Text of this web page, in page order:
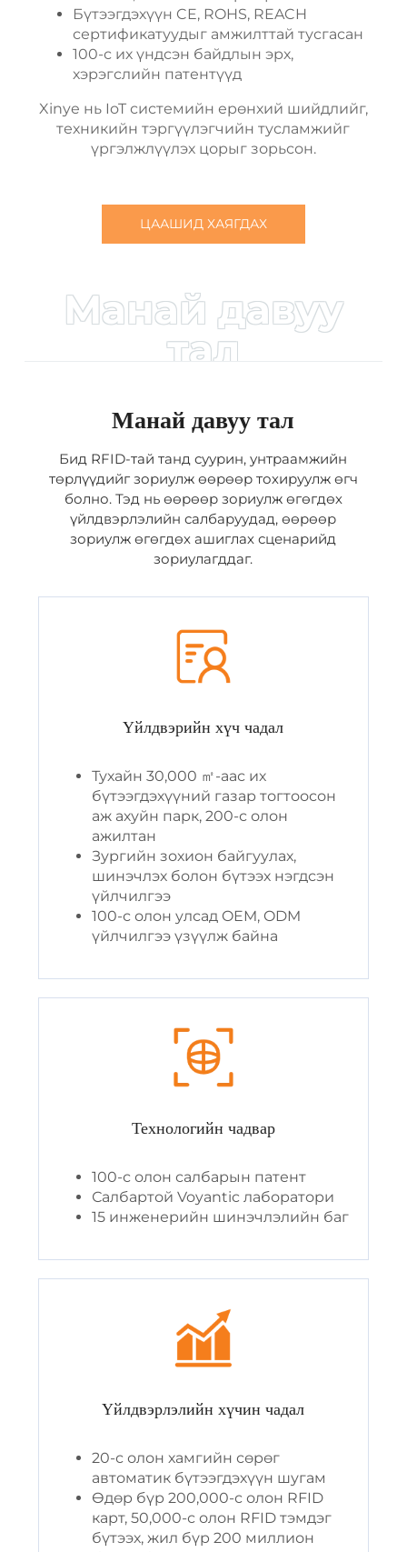
Бүтээгдэхүүн CE, ROHS, REACH
сертификатуудыг амжилттай тусгасан
100-с их үндсэн байдлын эрх,
хэрэгслийн патентүүд
Xinye нь IoT системийн ерөнхий шийдлийг,
техникийн тэргүүлэгчийн тусламжийг
үргэлжлүүлэх цорыг зорьсон.
ЦААШИД ХАЯГДАХ
Манай давуу
тал
Манай давуу тал
Бид RFID-тай танд суурин, унтраамжийн
төрлүүдийг зориулж өөрөөр тохируулж өгч
болно. Тэд нь өөрөөр зориулж өгөгдөх
үйлдвэрлэлийн салбаруудад, өөрөөр
зориулж өгөгдөх ашиглах сценарийд
зориулагддаг.
Үйлдвэрийн хүч чадал
Тухайн 30,000 ㎡-аас их
бүтээгдэхүүний газар тогтоосон
аж ахуйн парк, 200-с олон
ажилтан
Зургийн зохион байгуулах,
шинэчлэх болон бүтээх нэгдсэн
үйлчилгээ
100-с олон улсад OEM, ODM
үйлчилгээ үзүүлж байна
Технологийн чадвар
100-с олон салбарын патент
Салбартой Voyantic лаборатори
15 инженерийн шинэчлэлийн баг
Үйлдвэрлэлийн хүчин чадал
20-с олон хамгийн сөрөг
автоматик бүтээгдэхүүн шугам
Өдөр бүр 200,000-с олон RFID
карт, 50,000-с олон RFID тэмдэг
бүтээх, жил бүр 200 миллион